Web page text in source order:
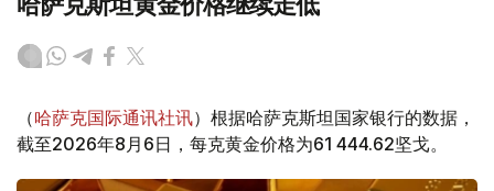
（哈萨克国际通讯社讯）根据哈萨克斯坦国家银行的数据，
截至2026年8月6日，每克黄金价格为61 444.62坚戈。